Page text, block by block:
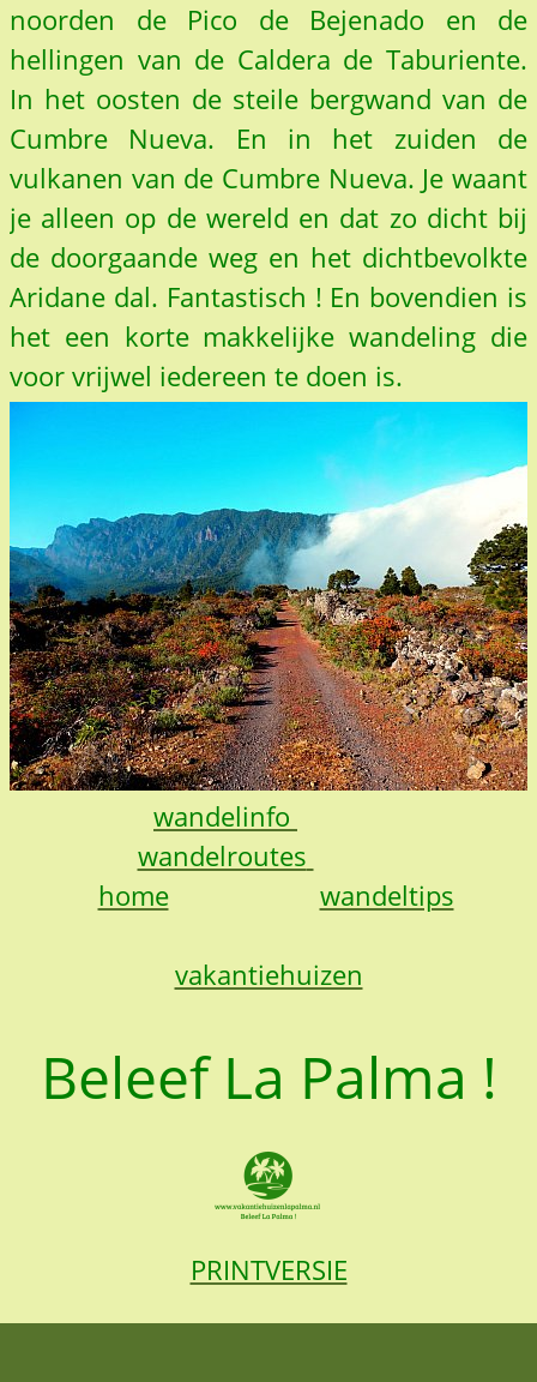
noorden de Pico de Bejenado en de
hellingen van de Caldera de Taburiente.
In het oosten de steile bergwand van de
Cumbre Nueva. En in het zuiden de
vulkanen van de Cumbre Nueva. Je waant
je alleen op de wereld en dat zo dicht bij
de doorgaande weg en het dichtbevolkte
Aridane dal. Fantastisch ! En bovendien is
het een korte makkelijke wandeling die
voor vrijwel iedereen te doen is.
wandelinfo
wandelroutes
home
wandeltips
vakantiehuizen
Beleef La Palma !
PRINTVERSIE